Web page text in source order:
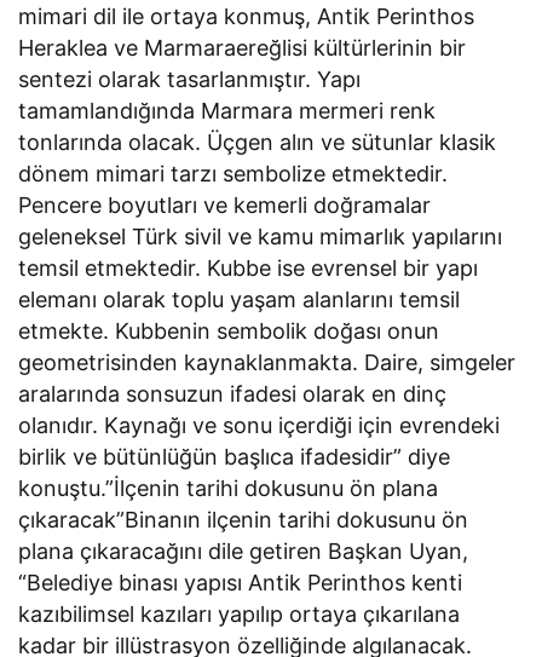
mimari dil ile ortaya konmuş, Antik Perinthos
Heraklea ve Marmaraereğlisi kültürlerinin bir
sentezi olarak tasarlanmıştır. Yapı
tamamlandığında Marmara mermeri renk
tonlarında olacak. Üçgen alın ve sütunlar klasik
dönem mimari tarzı sembolize etmektedir.
Pencere boyutları ve kemerli doğramalar
geleneksel Türk sivil ve kamu mimarlık yapılarını
temsil etmektedir. Kubbe ise evrensel bir yapı
elemanı olarak toplu yaşam alanlarını temsil
etmekte. Kubbenin sembolik doğası onun
geometrisinden kaynaklanmakta. Daire, simgeler
aralarında sonsuzun ifadesi olarak en dinç
olanıdır. Kaynağı ve sonu içerdiği için evrendeki
birlik ve bütünlüğün başlıca ifadesidir” diye
konuştu.”İlçenin tarihi dokusunu ön plana
çıkaracak”Binanın ilçenin tarihi dokusunu ön
plana çıkaracağını dile getiren Başkan Uyan,
“Belediye binası yapısı Antik Perinthos kenti
kazıbilimsel kazıları yapılıp ortaya çıkarılana
kadar bir illüstrasyon özelliğinde algılanacak.